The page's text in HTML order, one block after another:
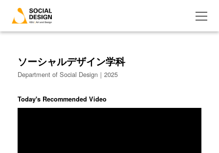
ソーシャルデザイン学科
Department of Social Design｜2025
Today's Recommended Video